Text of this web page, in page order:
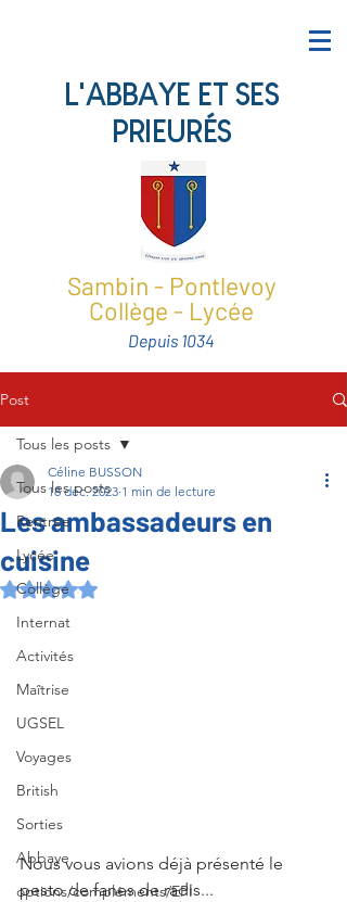
L'ABBAYE ET SES
PRIEURÉS
Sambin - Pontlevoy
Collège - Lycée
Depuis 1034
Post
Tous les posts
Rentrée
Lycée
Collège
Internat
Activités
Maîtrise
UGSEL
Voyages
British
Sorties
Abbaye
options/compléments/EPI
Tous les posts
Les ambassadeurs en
cuisine
Céline BUSSON
18 déc. 2023 1 min de lecture
Noté NaN étoiles sur 5.
Nous vous avions déjà présenté le
pesto de fanes de radis...